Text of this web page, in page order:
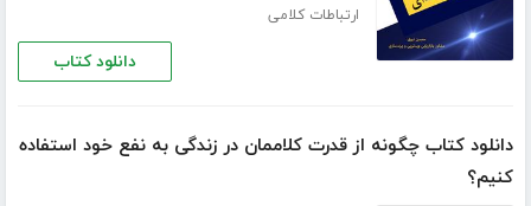
ارتباطات کلامی
دانلود کتاب
دانلود کتاب چگونه از قدرت کلاممان در زندگی به نفع خود استفاده
کنیم؟